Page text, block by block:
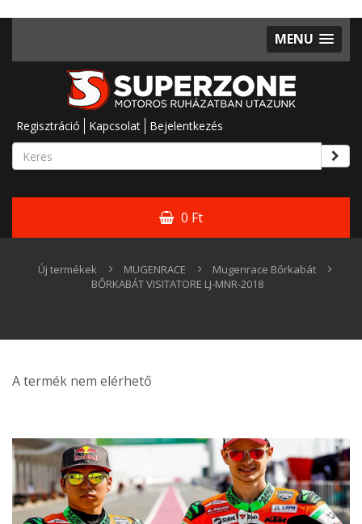
MENU
Regisztráció Kapcsolat Bejelentkezés
0 Ft
Új termékek MUGENRACE
Mugenrace Bőrkabát
BŐRKABÁT VISITATORE LJ-MNR-2018
A termék nem elérhető